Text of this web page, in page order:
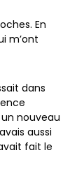
En
m’ont
dans
nouveau
aussi
fait le